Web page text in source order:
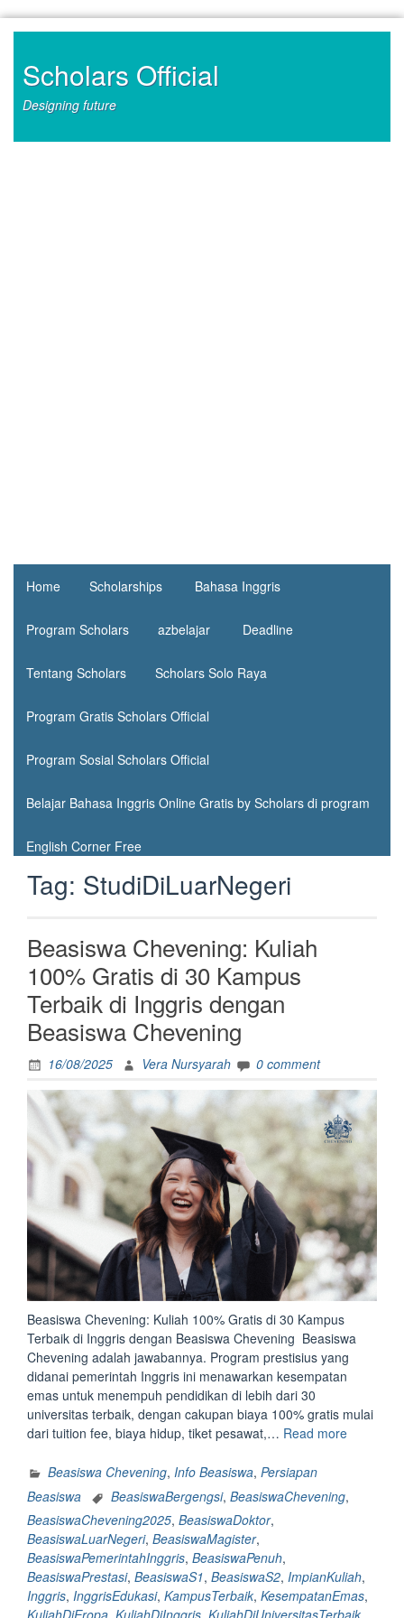
contentScholars Official
Designing future
Home Scholarships Bahasa Inggris
Program Scholars azbelajar Deadline
Tentang Scholars Scholars Solo Raya
Program Gratis Scholars Official
Program Sosial Scholars Official
Belajar Bahasa Inggris Online Gratis by Scholars di program
English Corner Free
Tag: StudiDiLuarNegeri
Beasiswa Chevening: Kuliah
100% Gratis di 30 Kampus
Terbaik di Inggris dengan
Beasiswa Chevening
16/08/2025 Vera Nursyarah 0 comment
Beasiswa Chevening: Kuliah 100% Gratis di 30 Kampus
Terbaik di Inggris dengan Beasiswa Chevening Beasiswa
Chevening adalah jawabannya. Program prestisius yang
didanai pemerintah Inggris ini menawarkan kesempatan
emas untuk menempuh pendidikan di lebih dari 30
universitas terbaik, dengan cakupan biaya 100% gratis mulai
dari tuition fee, biaya hidup, tiket pesawat,… Read more“Beasiswa
Gratis
Terbaik
di
Beasiswa Chevening, Info Beasiswa, Persiapan
Beasiswa
BeasiswaBergengsi, BeasiswaChevening,
BeasiswaChevening2025, BeasiswaDoktor,
BeasiswaLuarNegeri, BeasiswaMagister,
BeasiswaPemerintahInggris, BeasiswaPenuh,
BeasiswaPrestasi, BeasiswaS1, BeasiswaS2, ImpianKuliah,
Inggris, InggrisEdukasi, KampusTerbaik, KesempatanEmas,